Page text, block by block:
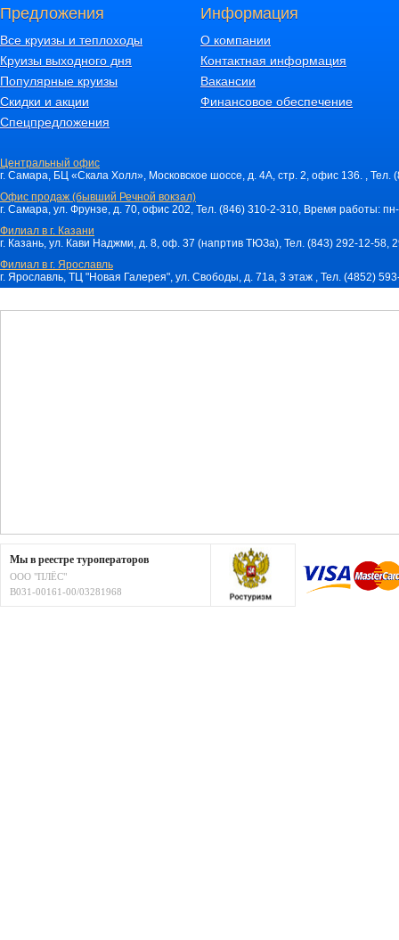
Предложения
Все круизы и теплоходы
Круизы выходного дня
Популярные круизы
Скидки и акции
Спецпредложения
Информация
О компании
Контактная информация
Вакансии
Финансовое обеспечение
Центральный офис
г. Самара, БЦ «Скала Холл», Московское шоссе, д. 4А, стр. 2, офис 136. ,
Офис продаж (бывший Речной вокзал)
г. Самара, ул. Фрунзе, д. 70, офис 202, Тел. (846) 310-2-310, Время работы:
Филиал в г. Казани
г. Казань, ул. Кави Наджми, д. 8, оф. 37 (напртив ТЮЗа), Тел. (843) 292-12-
Филиал в г. Ярославль
г. Ярославль, ТЦ "Новая Галерея", ул. Свободы, д. 71a, 3 этаж , Тел. (4852)
Мы в реестре туроператоров
ООО "ПЛЁС"
В031-00161-00/03281968